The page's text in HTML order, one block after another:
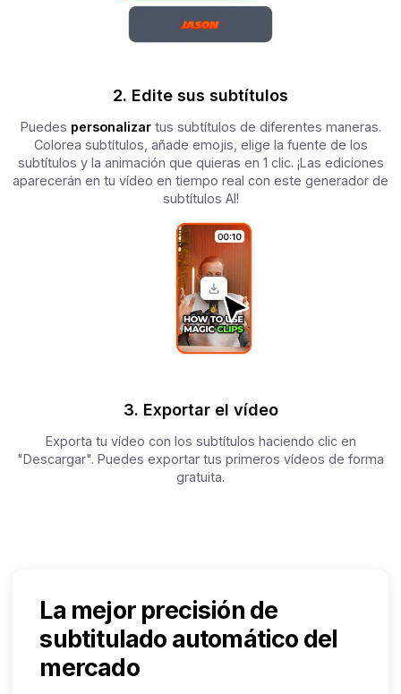
2. Edite sus subtítulos
Puedes personalizar tus subtítulos de diferentes maneras.
Colorea subtítulos, añade emojis, elige la fuente de los
subtítulos y la animación que quieras en 1 clic. ¡Las ediciones
aparecerán en tu vídeo en tiempo real con este generador de
subtítulos AI!
3. Exportar el vídeo
Exporta tu vídeo con los subtítulos haciendo clic en
"Descargar". Puedes exportar tus primeros vídeos de forma
gratuita.
La mejor precisión de
subtitulado automático del
mercado